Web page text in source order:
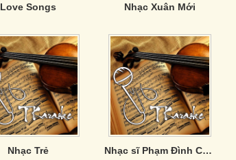
Love Songs Nhạc Xuân Mới
Nhạc Trẻ Nhạc sĩ Phạm Đình Chương